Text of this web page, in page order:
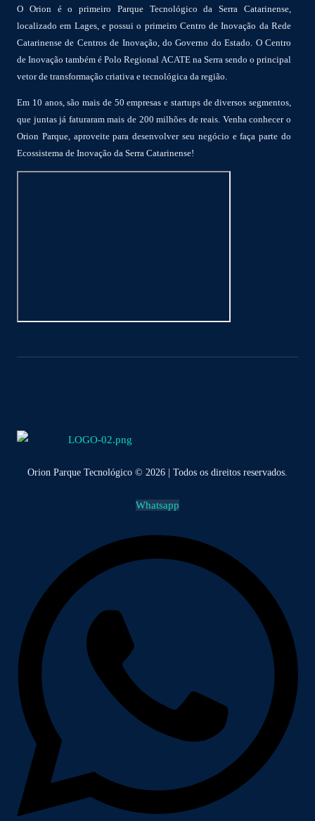
O Orion é o primeiro Parque Tecnológico da Serra Catarinense,
localizado em Lages, e possui o primeiro Centro de Inovação da Rede
Catarinense de Centros de Inovação, do Governo do Estado. O Centro
de Inovação também é Polo Regional ACATE na Serra sendo o principal
vetor de transformação criativa e tecnológica da região.
Em 10 anos, são mais de 50 empresas e startups de diversos segmentos,
que juntas já faturaram mais de 200 milhões de reais. Venha conhecer o
Orion Parque, aproveite para desenvolver seu negócio e faça parte do
Ecossistema de Inovação da Serra Catarinense!
Orion Parque Tecnológico © 2026 | Todos os direitos reservados.
Whatsapp